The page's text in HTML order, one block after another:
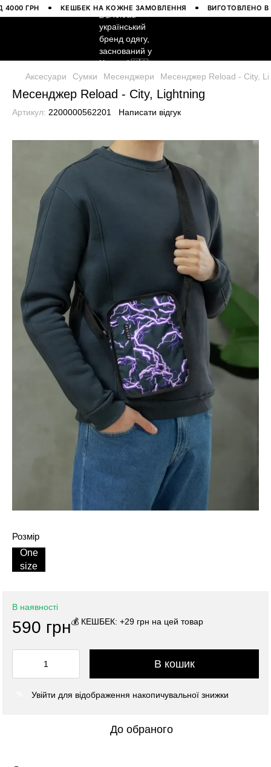
ГРН КЕШБЕК НА КОЖНЕ ЗАМОВЛЕННЯ ВИГОТОВЛЕНО В
Аксесуари Сумки Месенджери Месенджер Reload - City,
Месенджер Reload - City, Lightning
Артикул: 2200000562201 Написати відгук
Розмір
One
size
В наявності
590 грн💰 КЕШБЕК: +29 грн на цей товар
В кошик
Увійти для відображення накопичувальної знижки
До обраного